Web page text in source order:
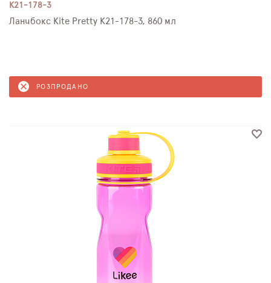
K21-178-3
Ланчбокс Kite Pretty K21-178-3, 860 мл
РОЗПРОДАНО